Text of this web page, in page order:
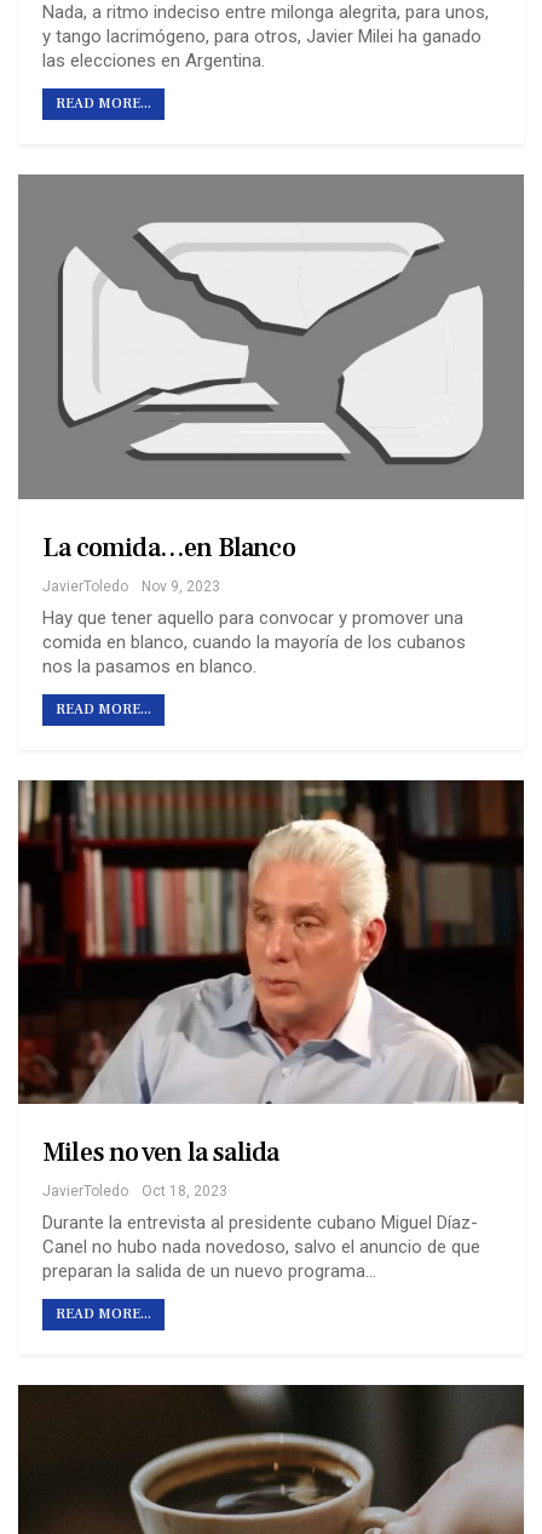
Nada, a ritmo indeciso entre milonga alegrita, para unos,
y tango lacrimógeno, para otros, Javier Milei ha ganado
las elecciones en Argentina.
READ MORE...
La comida…en Blanco
JavierToledo Nov 9, 2023
Hay que tener aquello para convocar y promover una
comida en blanco, cuando la mayoría de los cubanos
nos la pasamos en blanco.
READ MORE...
Miles no ven la salida
JavierToledo Oct 18, 2023
Durante la entrevista al presidente cubano Miguel Díaz-
Canel no hubo nada novedoso, salvo el anuncio de que
preparan la salida de un nuevo programa...
READ MORE...